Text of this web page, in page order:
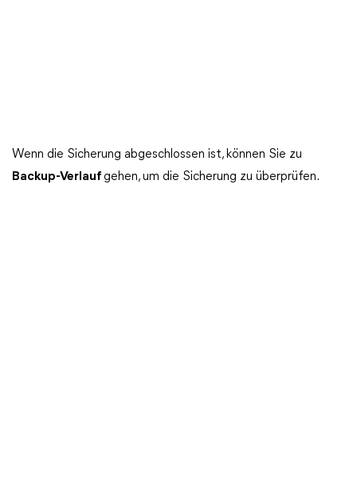
Wenn die Sicherung abgeschlossen ist, können Sie zu
Backup-Verlauf gehen, um die Sicherung zu überprüfen.